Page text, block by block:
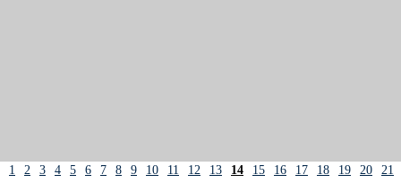
1 2 3 4 5 6 7 8 9 10 11 12 13 14 15 16 17 18 19 20
21